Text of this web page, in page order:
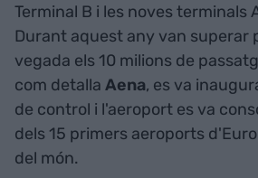
Terminal B i les noves terminals
Durant aquest any van superar
vegada els 10 milions de
com detalla Aena, es va
de control i l'aeroport es va
dels 15 primers aeroports
del món.